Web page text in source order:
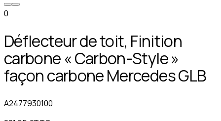
0
Déflecteur de toit, Finition
carbone « Carbon-Style »
façon carbone Mercedes GLB
A2477930100